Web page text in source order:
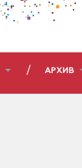
АРХИВ